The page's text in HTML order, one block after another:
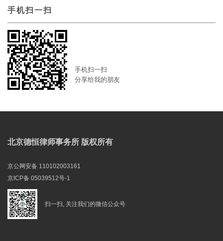
手机扫一扫
手机扫一扫
分享给我的朋友
北京德恒律师事务所 版权所有
京公网安备 110102003161
京ICP备 05039512号-1
扫一扫, 关注我们的微信公众号